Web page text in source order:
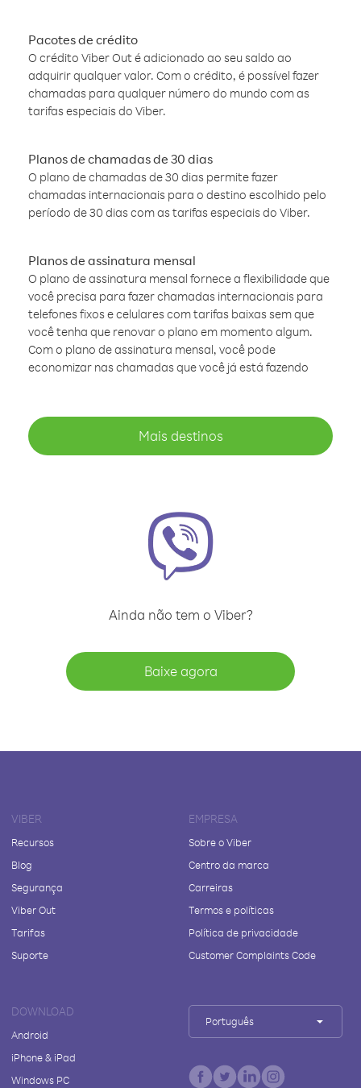
Pacotes de crédito
O crédito Viber Out é adicionado ao seu saldo ao
adquirir qualquer valor. Com o crédito, é possível fazer
chamadas para qualquer número do mundo com as
tarifas especiais do Viber.
Planos de chamadas de 30 dias
O plano de chamadas de 30 dias permite fazer
chamadas internacionais para o destino escolhido pelo
período de 30 dias com as tarifas especiais do Viber.
Planos de assinatura mensal
O plano de assinatura mensal fornece a flexibilidade que
você precisa para fazer chamadas internacionais para
telefones fixos e celulares com tarifas baixas sem que
você tenha que renovar o plano em momento algum.
Com o plano de assinatura mensal, você pode
economizar nas chamadas que você já está fazendo
Mais destinos
Ainda não tem o Viber?
Baixe agora
VIBER
Recursos
Blog
Segurança
Viber Out
Tarifas
Suporte
EMPRESA
Sobre o Viber
Centro da marca
Carreiras
Termos e políticas
Política de privacidade
Customer Complaints Code
DOWNLOAD
Android
iPhone & iPad
Windows PC
Português